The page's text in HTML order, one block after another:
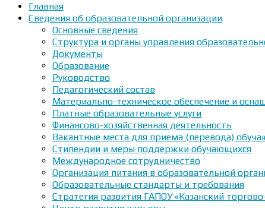
Главная
Сведения об образовательной организации
Основные сведения
Структура и органы управления
Документы
Образование
Руководство
Педагогический состав
Материально-техническое обеспечение и
Платные образовательные услуги
Финансово-хозяйственная деятельность
Вакантные места для приема (перевода)
Стипендии и меры поддержки обучающихся
Международное сотрудничество
Организация питания в образовательной
Образовательные стандарты и требования
Стратегия развития ГАПОУ «Казанский